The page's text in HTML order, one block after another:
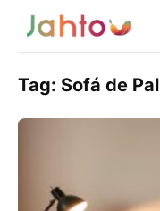
Tag: Sofá de